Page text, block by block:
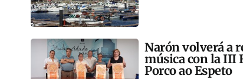
Narón volverá a
música con la III
Porco ao Espeto